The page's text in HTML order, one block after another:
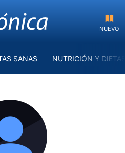
NUEVO
SANAS NUTRICIÓN Y